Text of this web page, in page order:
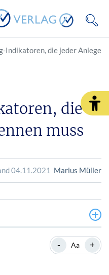
Indikatoren, die jeder Anleger
die
muss
04.11.2021 Marius Müller
- Aa +